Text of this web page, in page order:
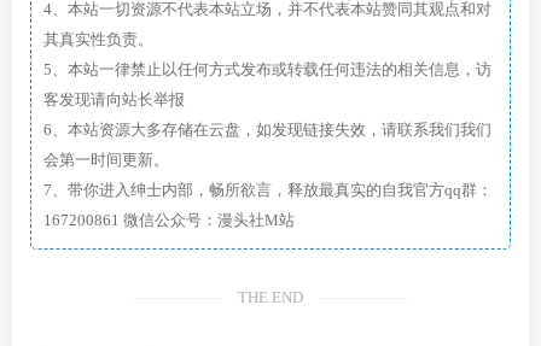
4、本站一切资源不代表本站立场，并不代表本站赞同其观点和对
其真实性负责。
5、本站一律禁止以任何方式发布或转载任何违法的相关信息，访
客发现请向站长举报
6、本站资源大多存储在云盘，如发现链接失效，请联系我们我们
会第一时间更新。
7、带你进入绅士内部，畅所欲言，释放最真实的自我官方qq群：
167200861 微信公众号：漫头社M站
THE END